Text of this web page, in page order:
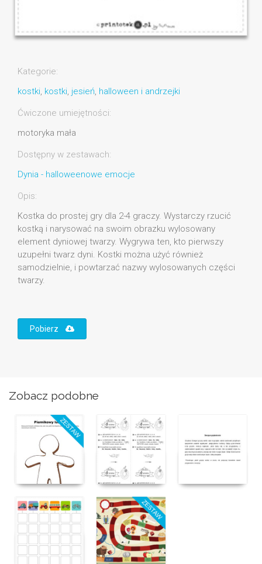
Kategorie:
kostki, kostki, jesień, halloween i andrzejki
Ćwiczone umiejętności:
motoryka mała
Dostępny w zestawach:
Dynia - halloweenowe emocje
Opis:
Kostka do prostej gry dla 2-4 graczy. Wystarczy rzucić
kostką i narysować na swoim obrazku wylosowany
element dyniowej twarzy. Wygrywa ten, kto pierwszy
uzupełni twarz dyni. Kostki można użyć również
samodzielnie, i powtarzać nazwy wylosowanych części
twarzy.
Pobierz
Zobacz podobne